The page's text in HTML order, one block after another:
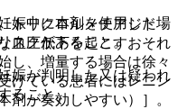
トリクロルメチアジド
血圧低下を起こすおそれ
し、増量する場合は徐々
けている患者にはレニン
剤が奏効しやすい）］。
娠中に本剤を使用した場
スクがあること。
娠が判明した又は疑われ
ること。